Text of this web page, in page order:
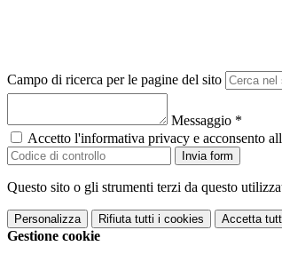
Campo di ricerca per le pagine del sito
Messaggio *
Accetto l'informativa privacy e acconsento
Invia form
Questo sito o gli strumenti terzi da questo
Personalizza Rifiuta tutti i cookies Accetta
Gestione cookie